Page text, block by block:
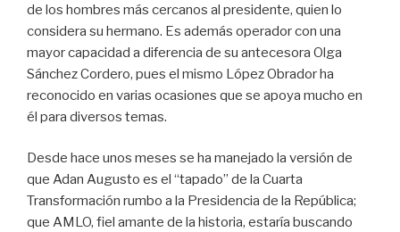
de los hombres más cercanos al presidente, quien lo
considera su hermano. Es además operador con una
mayor capacidad a diferencia de su antecesora Olga
Sánchez Cordero, pues el mismo López Obrador ha
reconocido en varias ocasiones que se apoya mucho en
él para diversos temas.
Desde hace unos meses se ha manejado la versión de
que Adan Augusto es el “tapado” de la Cuarta
Transformación rumbo a la Presidencia de la República;
que AMLO, fiel amante de la historia, estaría buscando